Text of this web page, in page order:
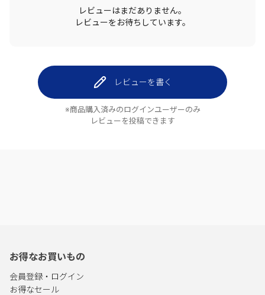
レビューはまだありません。
レビューをお待ちしています。
レビューを書く
※商品購入済みのログインユーザーのみ
レビューを投稿できます
お得なお買いもの
会員登録・ログイン
お得なセール